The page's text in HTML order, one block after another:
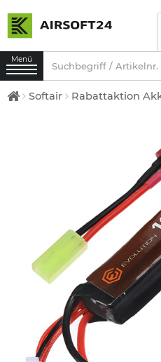
Menü
Softair Rabattaktion